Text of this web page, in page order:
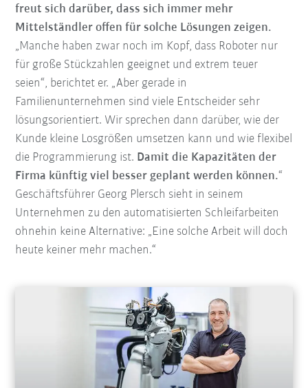
freut sich darüber, dass sich immer mehr
Mittelständler offen für solche Lösungen zeigen.
„Manche haben zwar noch im Kopf, dass Roboter nur
für große Stückzahlen geeignet und extrem teuer
seien“, berichtet er. „Aber gerade in
Familienunternehmen sind viele Entscheider sehr
lösungsorientiert. Wir sprechen dann darüber, wie der
Kunde kleine Losgrößen umsetzen kann und wie flexibel
die Programmierung ist. Damit die Kapazitäten der
Firma künftig viel besser geplant werden können.“
Geschäftsführer Georg Plersch sieht in seinem
Unternehmen zu den automatisierten Schleifarbeiten
ohnehin keine Alternative: „Eine solche Arbeit will doch
heute keiner mehr machen.“